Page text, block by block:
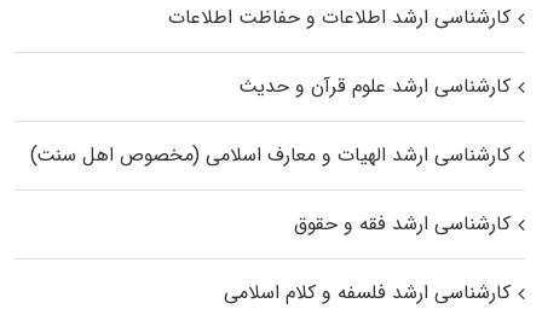
کارشناسی ارشد اطلاعات و حفاظت اطلاعات
کارشناسی ارشد علوم قرآن و حدیث
کارشناسی ارشد الهیات و معارف اسلامی (مخصوص اهل سنت)
کارشناسی ارشد فقه و حقوق
کارشناسی ارشد فلسفه و کلام اسلامی